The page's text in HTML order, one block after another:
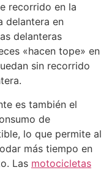
recorrido en la
delantera en
delanteras
«hacen tope» en
sin recorrido
es también el
de
lo que permite al
más tiempo en
Las motocicletas